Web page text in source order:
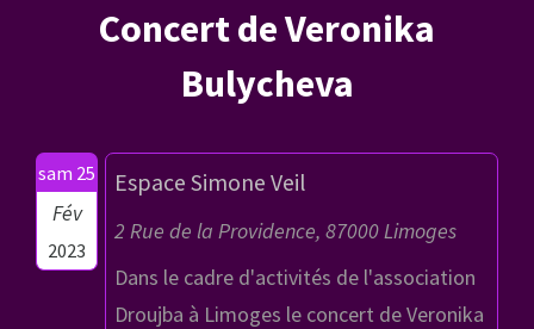
Concert de Veronika
Bulycheva
sam 25
Fév
2023
Espace Simone Veil
2 Rue de la Providence, 87000 Limoges
Dans le cadre d'activités de l'association
Droujba à Limoges le concert de Veronika